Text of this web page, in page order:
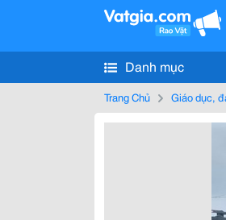
Danh mục
Trang Chủ Giáo dục,